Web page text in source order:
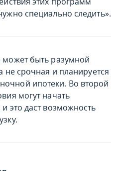
специально следить».
быть разумной
не срочная и планируется
ипотеки. Во второй
могут начать
это даст возможность